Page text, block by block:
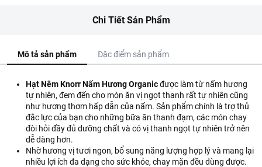
Chi Tiết Sản Phẩm
Mô tả sản phẩm Đặc điểm sản phẩm
Hạt Nêm Knorr Nấm Hương Organicđược làm từ nấm hương
tự nhiên, đem đến cho món ăn vị ngọt thanh rất tự nhiên cũng
như hương thơm hấp dẫn của nấm. Sản phẩm chính là trợ thủ
đắc lực của bạn cho những bữa ăn thanh đạm, các món chay
đòi hỏi đầy đủ dưỡng chất và có vị thanh ngọt tự nhiên trở nên
dễ dàng hơn.
Nhờ hương vị tươi ngon, bổ sung năng lượng hợp lý và mang lại
nhiều lợi ích đa dạng cho sức khỏe, chay mặn đều dùng được.